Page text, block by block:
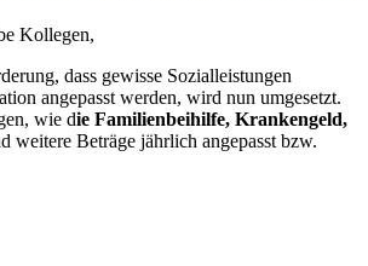
Kollegen,
dass gewisse Sozialleistungen
angepasst werden, wird nun umgesetzt.
wie die Familienbeihilfe, Krankengeld,
weitere Beträge jährlich angepasst bzw.